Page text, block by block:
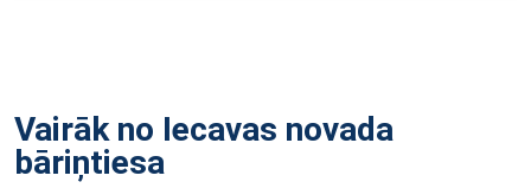
Vairāk no Iecavas novada
bāriņtiesa